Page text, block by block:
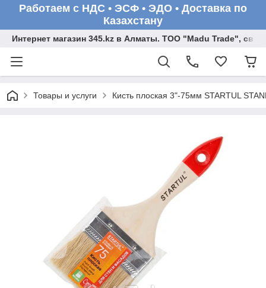
Работаем с НДС • ЭСФ • ЭДО • Доставка по
Казахстану
Интернет магазин 345.kz в Алматы. ТОО "Madu Trade",
Товары и услуги Кисть плоская 3"-75мм STARTUL